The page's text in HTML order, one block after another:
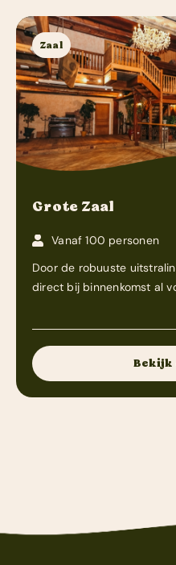
Zaal
Grote Zaal
Vanaf 100 personen
Door de robuuste
direct bij binnenkomst al
Bekijk